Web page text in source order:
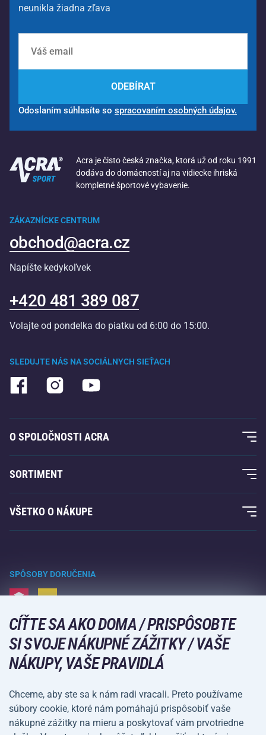
neunikla žiadna zľava
ODEBÍRAT
Odoslaním súhlasíte so spracovaním osobných údajov.
Acra je čisto česká značka, ktorá už od roku 1991
dodáva do domácností aj na vidiecke ihriská
kompletné športové vybavenie.
SLEDUJTE NÁS NA SOCIÁLNYCH SIEŤACH
ZÁKAZNÍCKE CENTRUM
obchod@acra.cz
Napíšte kedykoľvek
+420 481 389 087
Volajte od pondelka do piatku od 6:00 do 15:00.
O SPOLOČNOSTI ACRA
O nás
Záruka Acra
Kontakty
SORTIMENT
Fitness a posilovanie
Raketové športy
Voľný čas a zábava
Kempovanie a turistika
Bojové športy
Bicykle a kolobežky
Lopové športy
Vodné športy
Športové oblečenie a doplnky
VŠETKO O NÁKUPE
Doprava a platba
SPÔSOBY DORUČENIA
SPÔSOBY PLATBY
CÍŤTE SA AKO DOMA / PRISPÔSOBTE
SI SVOJE NÁKUPNÉ ZÁŽITKY / VAŠE
NÁKUPY, VAŠE PRAVIDLÁ
Chceme, aby ste sa k nám radi vracali. Preto používame
súbory cookie, ktoré nám pomáhajú prispôsobiť vaše
nákupné zážitky na mieru a poskytovať vám prvotriedne